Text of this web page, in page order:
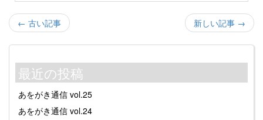
← 古い記事 新しい記事 →
最近の投稿
あをがき通信 vol.25
あをがき通信 vol.24